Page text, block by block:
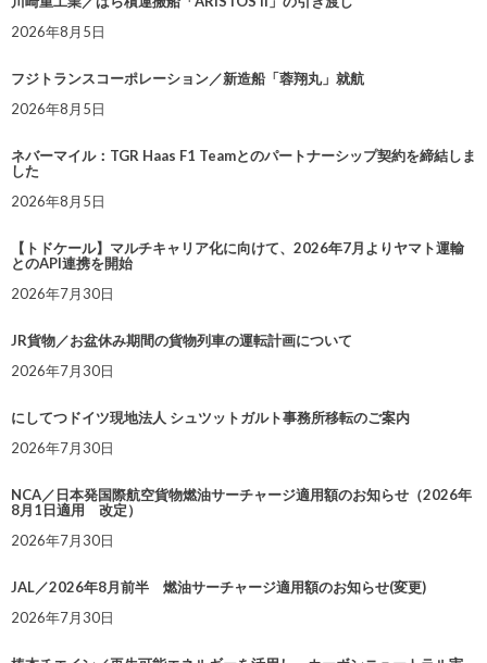
2026年8月5日
フジトランスコーポレーション／新造船「蓉翔丸」就航
2026年8月5日
ネバーマイル：TGR Haas F1 Teamとのパートナーシップ契約を締結しま
した
2026年8月5日
【トドケール】マルチキャリア化に向けて、2026年7月よりヤマト運輸
とのAPI連携を開始
2026年7月30日
JR貨物／お盆休み期間の貨物列車の運転計画について
2026年7月30日
にしてつドイツ現地法人 シュツットガルト事務所移転のご案内
2026年7月30日
NCA／日本発国際航空貨物燃油サーチャージ適用額のお知らせ（2026年
8月1日適用 改定）
2026年7月30日
JAL／2026年8月前半 燃油サーチャージ適用額のお知らせ(変更)
2026年7月30日